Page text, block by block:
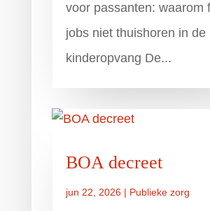
voor passanten: waarom
jobs niet thuishoren in de
kinderopvang De...
BOA decreet
jun 22, 2026| Publieke zorg